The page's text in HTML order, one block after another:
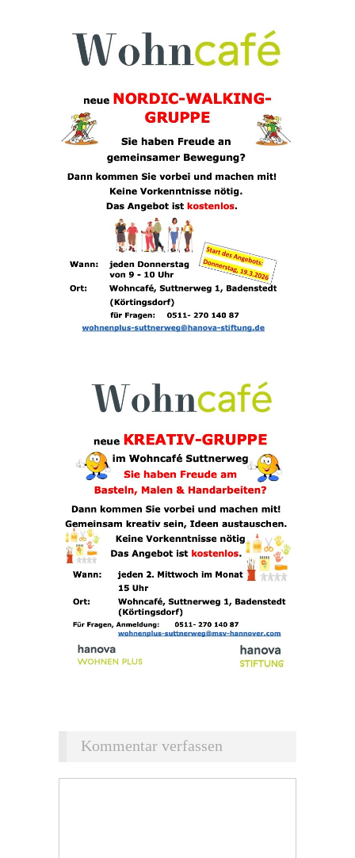
Kommentar verfassen